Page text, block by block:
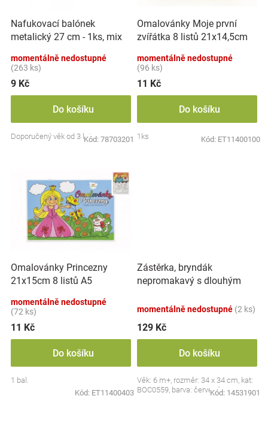
Hračkářství
ůo
d
u
k
ů
Nafukovací balónek
metalický 27 cm - 1ks, mix
momentálně nedostupné
(263 ks)
9 Kč
Do košíku
Doporučený věk od 3 letKód: 78703201
Omalovánky Moje první
zvířátka 8 listů 21x14,5cm
momentálně nedostupné
(96 ks)
11 Kč
Do košíku
1ks Kód: ET11400100
Omalovánky Princezny
21x15cm 8 listů A5
momentálně nedostupné
(72 ks)
11 Kč
Do košíku
1 bal.
Kód: ET11400403
Zástěrka, bryndák
nepromakavý s dlouhým
momentálně nedostupné (2 ks)
129 Kč
Do košíku
Věk: 6 m+, rozměr: 34 x 34 cm, kat:
BOC0559, barva: červená
Kód: 14531901